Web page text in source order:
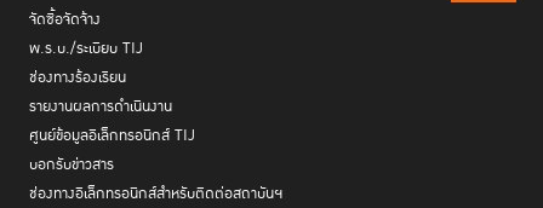
จัดซื้อจัดจ้าง
พ.ร.บ./ระเบียบ TIJ
ช่องทางร้องเรียน
รายงานผลการดำเนินงาน
ศูนย์ข้อมูลอิเล็กทรอนิกส์ TIJ
บอกรับข่าวสาร
ช่องทางอิเล็กทรอนิกส์สำหรับติดต่อสถาบันฯ